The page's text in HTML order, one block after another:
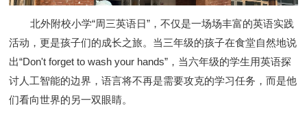
北外附校小学“周三英语日”，不仅是一场场丰富的英语实践
活动，更是孩子们的成长之旅。当三年级的孩子在食堂自然地说
出“Don't forget to wash your hands”，当六年级的学生用英语探
讨人工智能的边界，语言将不再是需要攻克的学习任务，而是他
们看向世界的另一双眼睛。